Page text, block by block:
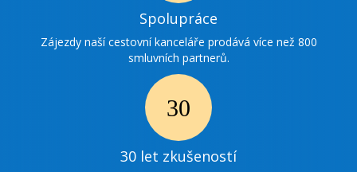
Ikonka
spolupráce
Spolupráce
Zájezdy naší cestovní kanceláře prodává více než 800
smluvních partnerů.
30 Ikonka
30 let zkušeností